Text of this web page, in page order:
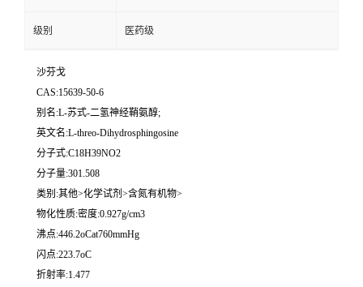
级别 医药级
沙芬戈
CAS:15639-50-6
别名:L-苏式-二氢神经鞘氨醇;
英文名:L-threo-Dihydrosphingosine
分子式:C18H39NO2
分子量:301.508
类别:其他>化学试剂>含氮有机物>
物化性质:密度:0.927g/cm3
沸点:446.2oCat760mmHg
闪点:223.7oC
折射率:1.477